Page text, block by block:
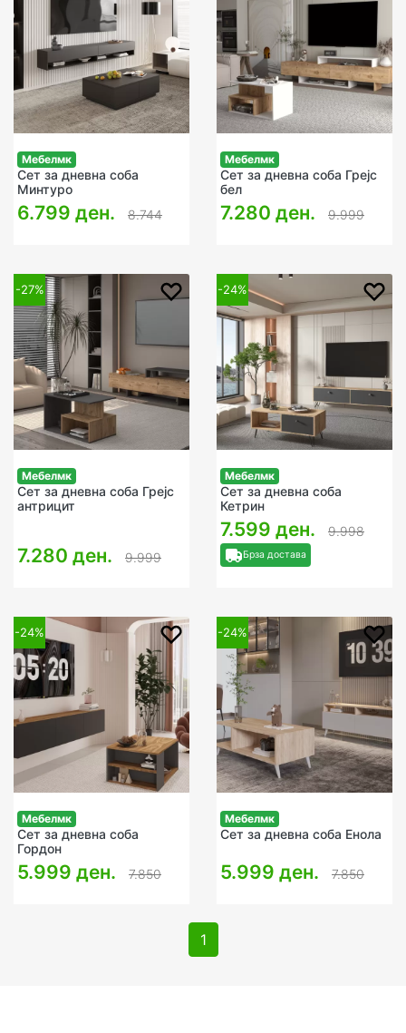
Мебелмк
Сет за дневна соба
Минтуро
6.799 ден. 8.744
Мебелмк
Сет за дневна соба Грејс
бел
7.280 ден. 9.999
-27%
Мебелмк
Сет за дневна соба Грејс
антрицит
7.280 ден. 9.999
-24%
Мебелмк
Сет за дневна соба
Кетрин
7.599 ден. 9.998
Брза достава
-24%
Мебелмк
Сет за дневна соба
Гордон
5.999 ден. 7.850
-24%
Мебелмк
Сет за дневна соба Енола
5.999 ден. 7.850
1